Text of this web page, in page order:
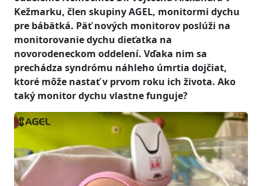
Kežmarku, člen skupiny AGEL, monitormi dychu
pre bábätká. Päť nových monitorov poslúži na
monitorovanie dychu dieťatka na
novorodeneckom oddelení. Vďaka nim sa
prechádza syndrómu náhleho úmrtia dojčiat,
ktoré môže nastať v prvom roku ich života. Ako
taký monitor dychu vlastne funguje?